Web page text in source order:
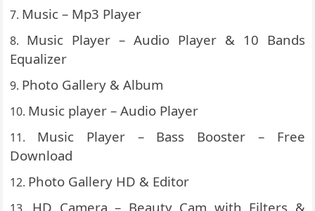
Music – Mp3 Player
Music Player – Audio Player & 10 Bands
Equalizer
Photo Gallery & Album
Music player – Audio Player
Music Player – Bass Booster – Free
Download
Photo Gallery HD & Editor
HD Camera – Beauty Cam with Filters &